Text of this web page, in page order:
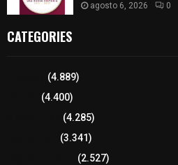
agosto 6, 2026 0
CATEGORIES
(4.889)
(4.400)
(4.285)
(3.341)
(2.527)